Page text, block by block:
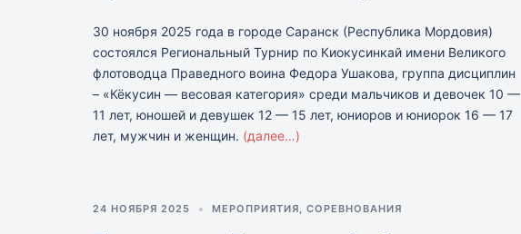
30 ноября 2025 года в городе Саранск (Республика Мордовия)
состоялся Региональный Турнир по Киокусинкай имени Великого
флотоводца Праведного воина Федора Ушакова, группа дисциплин
– «Кёкусин — весовая категория» среди мальчиков и девочек 10 —
11 лет, юношей и девушек 12 — 15 лет, юниоров и юниорок 16 — 17
лет, мужчин и женщин. (далее…)
24 НОЯБРЯ 2025 МЕРОПРИЯТИЯ, СОРЕВНОВАНИЯ